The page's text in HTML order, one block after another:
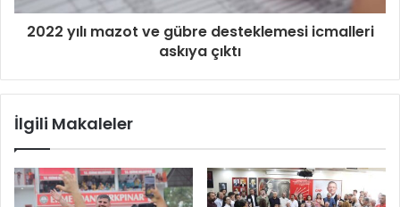
2022 yılı mazot ve gübre desteklemesi icmalleri
askıya çıktı
İlgili Makaleler